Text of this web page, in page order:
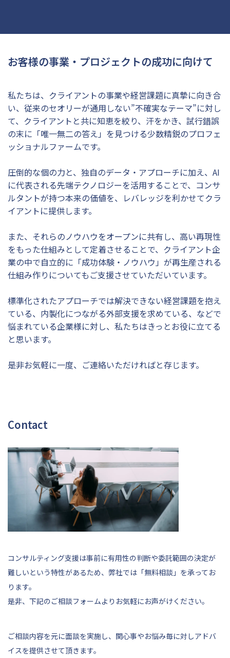
お客様の事業・プロジェクトの成功に向けて
私たちは、クライアントの事業や経営課題に真摯に向き合
い、従来のセオリーが通用しない”不確実なテーマ”に対し
て、クライアントと共に知恵を絞り、汗をかき、試行錯誤
の末に「唯一無二の答え」を見つける少数精鋭のプロフェ
ッショナルファームです。
圧倒的な個の力と、独自のデータ・アプローチに加え、AI
に代表される先端テクノロジーを活用することで、コンサ
ルタントが持つ本来の価値を、レバレッジを利かせてクラ
イアントに提供します。
また、それらのノウハウをオープンに共有し、高い再現性
をもった仕組みとして定着させることで、クライアント企
業の中で自立的に「成功体験・ノウハウ」が再生産される
仕組み作りについてもご支援させていただいています。
標準化されたアプローチでは解決できない経営課題を抱え
ている、内製化につながる外部支援を求めている、などで
悩まれている企業様に対し、私たちはきっとお役に立てる
と思います。
是非お気軽に一度、ご連絡いただければと存じます。
Contact
コンサルティング支援は事前に有用性の判断や委託範囲の決定が
難しいという特性があるため、弊社では「無料相談」を承ってお
ります。
是非、 下記のご相談フォームよりお気軽にお声がけください。
ご相談内容を元に面談を実施し、関心事やお悩み毎に対しアドバ
イスを提供させて頂きます。